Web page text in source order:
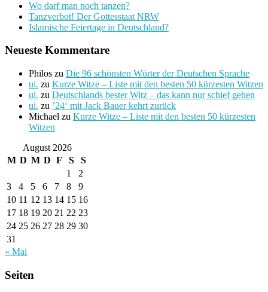
Wo darf man noch tanzen?
Tanzverbot! Der Gottesstaat NRW
Islamische Feiertage in Deutschland?
Neueste Kommentare
Philos zu Die 96 schönsten Wörter der Deutschen Sprache
ui. zu Kurze Witze – Liste mit den besten 50 kürzesten Witzen
ui. zu Deutschlands bester Witz – das kann nur schief gehen
ui. zu ’24‘ mit Jack Bauer kehrt zurück
Michael zu Kurze Witze – Liste mit den besten 50 kürzesten
Witzen
August 2026
M D M D F S
S
1
2
3
4 5 6 7 8
9
10 11 12 13 14 15 16
17 18 19 20 21 22 23
24 25 26 27 28 29 30
31
« Mai
Seiten